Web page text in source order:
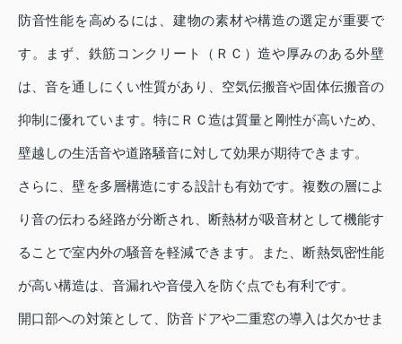
防音性能を高めるには、建物の素材や構造の選定が重要で
す。まず、鉄筋コンクリート（ＲＣ）造や厚みのある外壁
は、音を通しにくい性質があり、空気伝搬音や固体伝搬音の
抑制に優れています。特にＲＣ造は質量と剛性が高いため、
壁越しの生活音や道路騒音に対して効果が期待できます。
さらに、壁を多層構造にする設計も有効です。複数の層によ
り音の伝わる経路が分断され、断熱材が吸音材として機能す
ることで室内外の騒音を軽減できます。また、断熱気密性能
が高い構造は、音漏れや音侵入を防ぐ点でも有利です。
開口部への対策として、防音ドアや二重窓の導入は欠かせま